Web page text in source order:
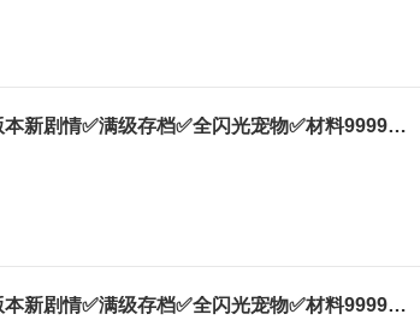
Palworld / 幻兽帕鲁终极版✅新版本新剧情✅满级存档✅全闪光宠物✅材料9999+全武器✅Pa
Palworld / 幻兽帕鲁终极版✅新版本新剧情✅满级存档✅全闪光宠物✅材料9999+全武器✅Pa